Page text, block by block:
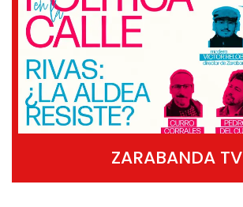
ZARABANDA TV